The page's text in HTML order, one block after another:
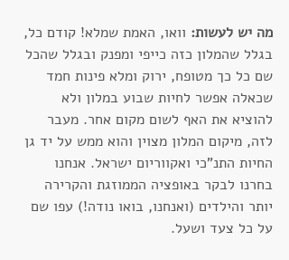
מה יש לעשות: וואו, האמת שמלא! קודם כל,
בגלל שהמלון כזה כייפי ומפנק ובגלל שהכל
שם כל כך מטופח, ירוק ומלא פינות חמד
שכאלה אפשר לחיות שבוע במלון ולא
להוציא את האף לשום מקום אחר. מעבר
לזה, מיקום המלון מצוין והוא ממש על יד גן
החיות התנ"כי ואקווריום ישראל. אנחנו
בחרנו לבקר באופציה הממוזגת והקרירה
יותר והילדים (ואנחנו, בואו נודה!) עפו שם
על כל צעד ושעל.